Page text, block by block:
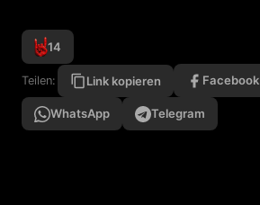
14
Teilen: Link kopieren Facebook
WhatsApp Telegram